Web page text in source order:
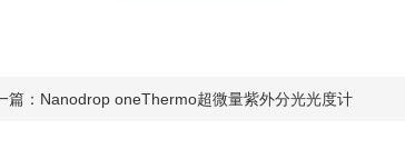
篇： Nanodrop oneThermo超微量紫外分光光度计